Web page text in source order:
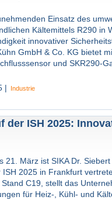
Einsatz des
Kältemittels R290 in
innovativer
GmbH & Co. KG bietet
und SKR290-
| Industrie
der ISH 2025:
21. März ist SIKA Dr.
ISH 2025 in Frankfurt
Stand C19, stellt das
für Heiz-, Kühl- und